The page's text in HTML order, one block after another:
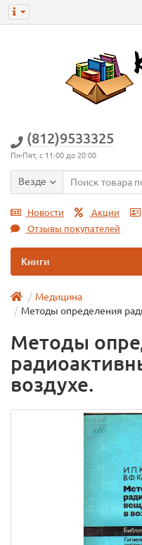
(812)9533325
Пн-Пят, с 11:00 до 20:00
Везде
Новости Акции
Отзывы покупателей
Книги
Медицина
Методы определения
Методы
воздухе.